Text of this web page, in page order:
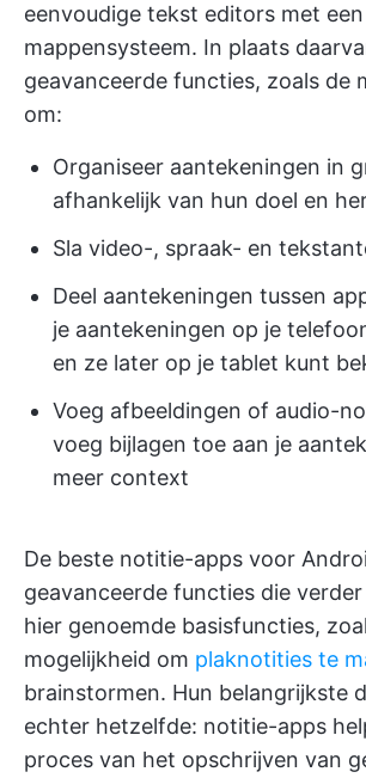
eenvoudige tekst editors met
mappensysteem. In plaats
geavanceerde functies, zoals de
om:
Organiseer aantekeningen in
afhankelijk van hun doel en
Sla video-, spraak- en
Deel aantekeningen tussen
je aantekeningen op je
en ze later op je tablet kunt
Voeg afbeeldingen of audio-
voeg bijlagen toe aan je
meer context
De beste notitie-apps voor
geavanceerde functies die
hier genoemde basisfuncties,
mogelijkheid om plaknotities te
brainstormen. Hun belangrijkste
echter hetzelfde: notitie-apps
proces van het opschrijven van